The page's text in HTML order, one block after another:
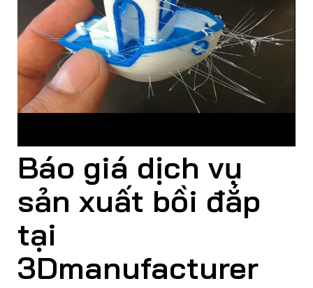
Báo giá dịch vụ
sản xuất bồi đắp
tại
3Dmanufacturer